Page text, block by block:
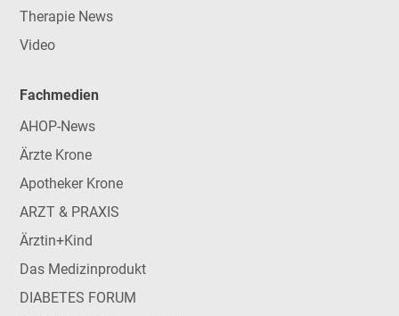
Therapie News
Video
Fachmedien
AHOP-News
Ärzte Krone
Apotheker Krone
ARZT & PRAXIS
Ärztin+Kind
Das Medizinprodukt
DIABETES FORUM